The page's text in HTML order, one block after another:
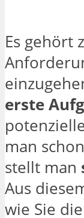
Es gehört
erste
man
stellt man
Aus
wie Sie